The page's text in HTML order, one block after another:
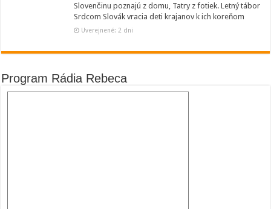
Slovenčinu poznajú z domu, Tatry z fotiek. Letný tábor
Srdcom Slovák vracia deti krajanov k ich koreňom
Uverejnené: 2 dni
Program Rádia Rebeca